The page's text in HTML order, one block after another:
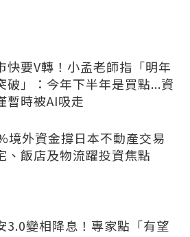
快要V轉！小孟老師指「明年
破」：今年下半年是買點...資
暫時被AI吸走
境外資金撐日本不動產交易
、飯店及物流躍投資焦點
3.0變相降息！專家點「有望